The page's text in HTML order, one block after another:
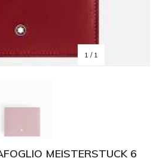
1 / 1
MEISTERSTUCK 6